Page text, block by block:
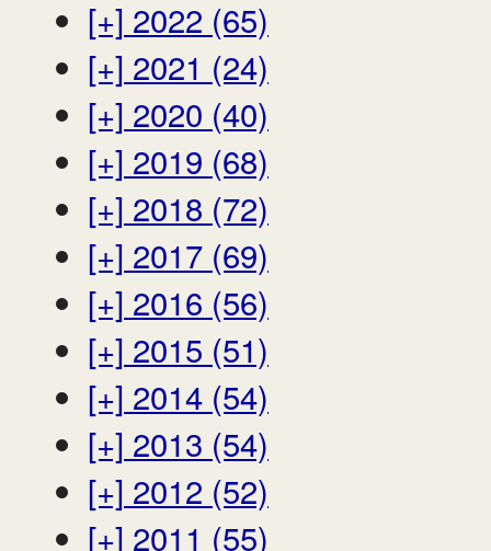
[+] 2022 (65)
[+] 2021 (24)
[+] 2020 (40)
[+] 2019 (68)
[+] 2018 (72)
[+] 2017 (69)
[+] 2016 (56)
[+] 2015 (51)
[+] 2014 (54)
[+] 2013 (54)
[+] 2012 (52)
[+] 2011 (55)